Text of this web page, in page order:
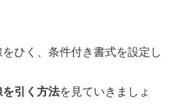
ひく、条件付き書式を設定し
引く方法を見ていきましょ